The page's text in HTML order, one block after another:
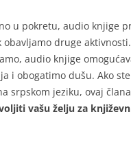
u pokretu, audio knjige
druge
audio knjige
i obogatimo dušu. Ako
srpskom jeziku, ovaj
vašu želju za